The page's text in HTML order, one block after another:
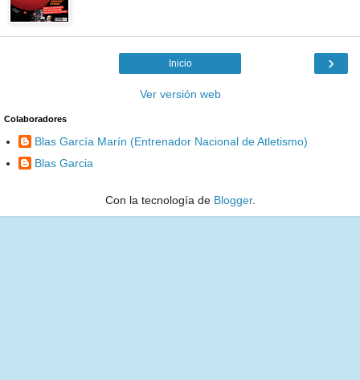
›
Inicio
Ver versión web
Colaboradores
Blas García Marín (Entrenador Nacional de Atletismo)
Blas Garcia
Con la tecnología de Blogger.